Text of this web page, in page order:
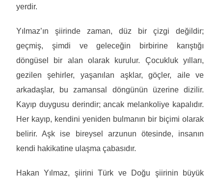
yerdir.
Yılmaz’ın şiirinde zaman, düz bir çizgi değildir;
geçmiş, şimdi ve geleceğin birbirine karıştığı
döngüsel bir alan olarak kurulur. Çocukluk yılları,
gezilen şehirler, yaşanılan aşklar, göçler, aile ve
arkadaşlar, bu zamansal döngünün üzerine dizilir.
Kayıp duygusu derindir; ancak melankoliye kapalıdır.
Her kayıp, kendini yeniden bulmanın bir biçimi olarak
belirir. Aşk ise bireysel arzunun ötesinde, insanın
kendi hakikatine ulaşma çabasıdır.
Hakan Yılmaz, şiirini Türk ve Doğu şiirinin büyük